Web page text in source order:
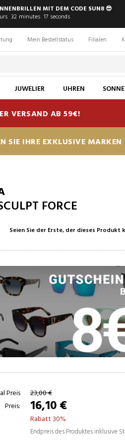
MIT DEM CODE SUN8 😎
32 minutes 16 seconds
Mein Bestellstatus Filialen
JUWELIER UHREN
VERSAND AB 59€!
SIE IHRE EXKLUSIVE MARKEN
FORCE
Seien Sie der Erste, der dieses Produkt
Preis
23,00 €
Preis:
16,10 €
Rabatt 30%
Endpreis des Produktes inklusive